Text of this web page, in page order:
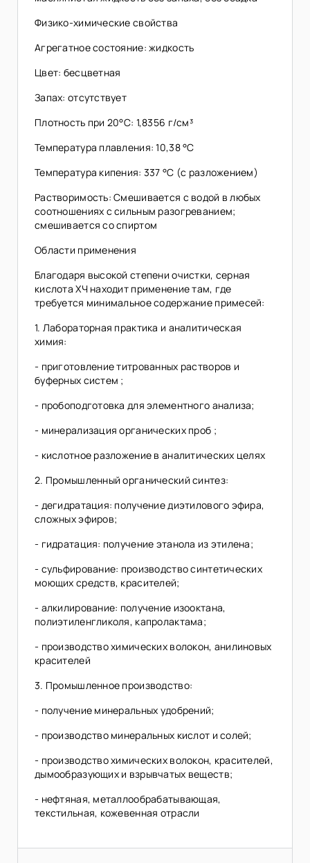
Физико-химические свойства
Агрегатное состояние: жидкость
Цвет: бесцветная
Запах: отсутствует
Плотность при 20°C: 1,8356 г/см³
Температура плавления: 10,38 °C
Температура кипения: 337 °C (с разложением)
Растворимость: Смешивается с водой в любых
соотношениях с сильным разогреванием;
смешивается со спиртом
Области применения
Благодаря высокой степени очистки, серная
кислота ХЧ находит применение там, где
требуется минимальное содержание примесей:
1. Лабораторная практика и аналитическая
химия:
- приготовление титрованных растворов и
буферных систем ;
- пробоподготовка для элементного анализа;
- минерализация органических проб ;
- кислотное разложение в аналитических целях
2. Промышленный органический синтез:
- дегидратация: получение диэтилового эфира,
сложных эфиров;
- гидратация: получение этанола из этилена;
- сульфирование: производство синтетических
моющих средств, красителей;
- алкилирование: получение изооктана,
полиэтиленгликоля, капролактама;
- производство химических волокон, анилиновых
красителей
3. Промышленное производство:
- получение минеральных удобрений;
- производство минеральных кислот и солей;
- производство химических волокон, красителей,
дымообразующих и взрывчатых веществ;
- нефтяная, металлообрабатывающая,
текстильная, кожевенная отрасли